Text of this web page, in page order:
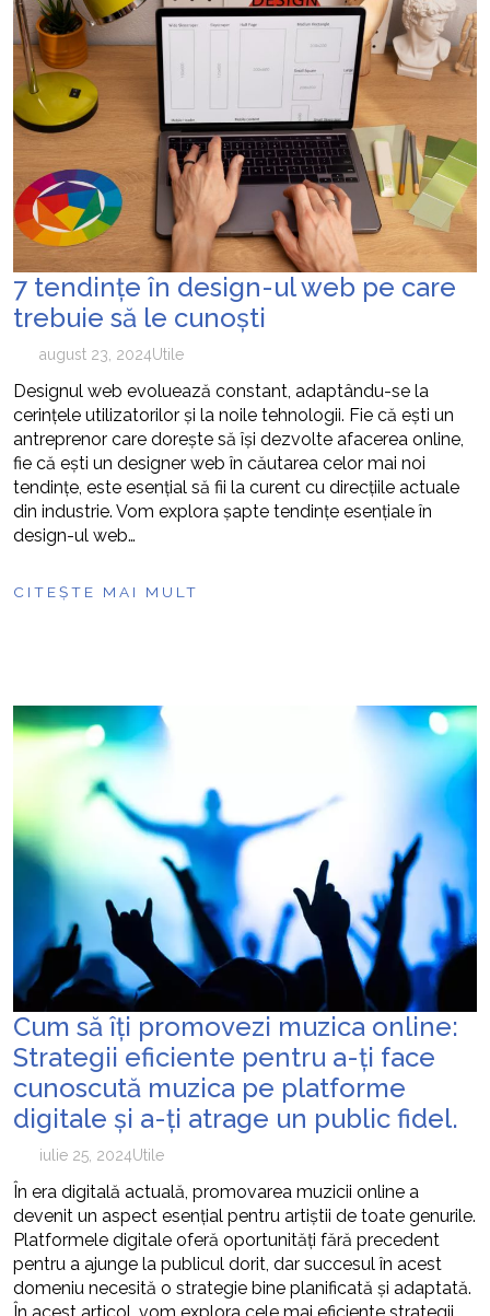
7 tendințe în design-ul web pe care
trebuie să le cunoști
august 23, 2024Utile
Designul web evoluează constant, adaptându-se la
cerințele utilizatorilor și la noile tehnologii. Fie că ești un
antreprenor care dorește să își dezvolte afacerea online,
fie că ești un designer web în căutarea celor mai noi
tendințe, este esențial să fii la curent cu direcțiile actuale
din industrie. Vom explora șapte tendințe esențiale în
design-ul web…
CITEȘTE MAI MULT
Cum să îți promovezi muzica online:
Strategii eficiente pentru a-ți face
cunoscută muzica pe platforme
digitale și a-ți atrage un public fidel.
iulie 25, 2024Utile
În era digitală actuală, promovarea muzicii online a
devenit un aspect esențial pentru artiștii de toate genurile.
Platformele digitale oferă oportunități fără precedent
pentru a ajunge la publicul dorit, dar succesul în acest
domeniu necesită o strategie bine planificată și adaptată.